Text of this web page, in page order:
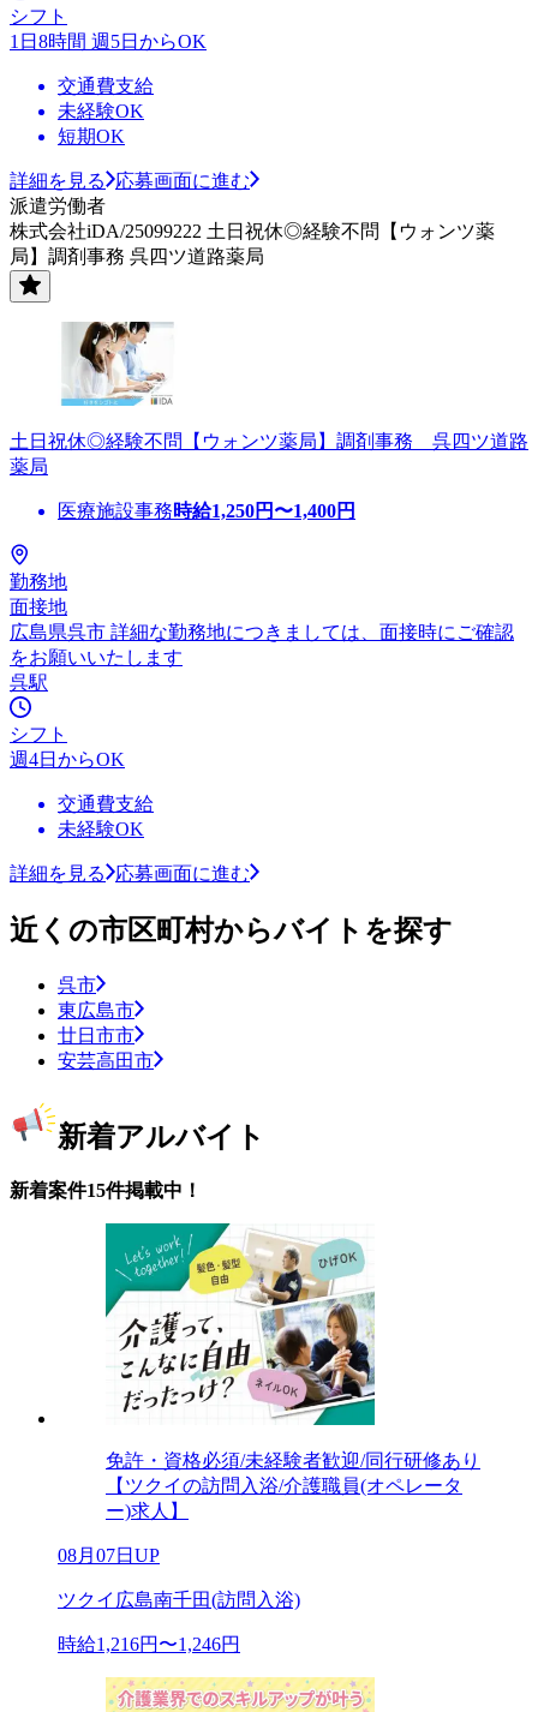
シフト
1日8時間 週5日からOK
交通費支給
未経験OK
短期OK
詳細を見る
応募画面に進む
派遣労働者
株式会社iDA/25099222 土日祝休◎経験不問【ウォンツ薬
局】調剤事務 呉四ツ道路薬局
土日祝休◎経験不問【ウォンツ薬局】調剤事務 呉四ツ道路
薬局
医療施設事務時給1,250円〜1,400円
勤務地
面接地
広島県呉市 詳細な勤務地につきましては、面接時にご確認
をお願いいたします
呉駅
シフト
週4日からOK
交通費支給
未経験OK
詳細を見る 応募画面に進む
近くの市区町村からバイトを探す
呉市
東広島市
廿日市市
安芸高田市
新着アルバイト
新着案件15件掲載中！
免許・資格必須/未経験者歓迎/同行研修あり
【ツクイの訪問入浴/介護職員(オペレータ
ー)求人】
08月07日UP
ツクイ広島南千田(訪問入浴)
時給1,216円〜1,246円